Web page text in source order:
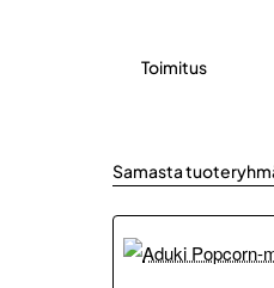
Toimitus
Samasta